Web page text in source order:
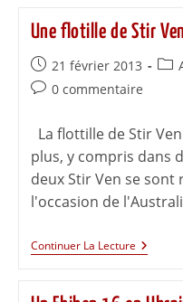
Une flotille de Stir
21 février 2013
0 commentaire
La flottille de Stir
plus, y compris dans
deux Stir Ven se
l'occasion de
Continuer La Lecture